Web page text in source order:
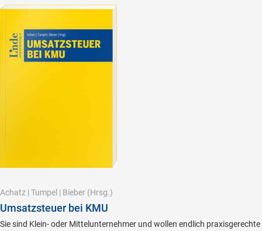
Achatz | Tumpel | Bieber (Hrsg.)
Umsatzsteuer bei KMU
Sie sind Klein- oder Mittelunternehmer und wollen endlich praxisgerechte